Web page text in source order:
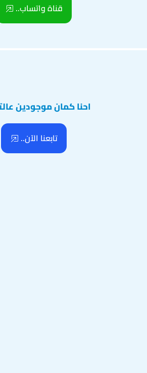
قناة واتساب..
احنا كمان موجودين
تابعنا الآن..